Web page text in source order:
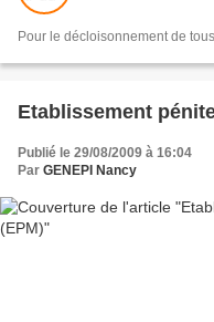
Pour le décloisonnement de
Etablissement
Publié le 29/08/2009 à 16:04
Par GENEPI Nancy